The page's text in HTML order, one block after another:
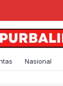
Nasional